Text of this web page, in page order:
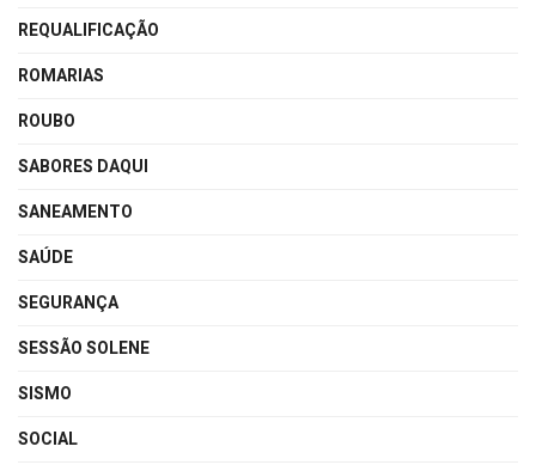
REQUALIFICAÇÃO
ROMARIAS
ROUBO
SABORES DAQUI
SANEAMENTO
SAÚDE
SEGURANÇA
SESSÃO SOLENE
SISMO
SOCIAL